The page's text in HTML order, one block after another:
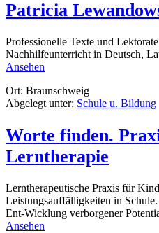
Patricia
Professionelle Texte und
Nachhilfeunterricht in Deutsch,
Ansehen
Lewandowski
Ort: Braunschweig
Abgelegt unter: Schule u. Bildung
Worte finden.
Lerntherapie
Lerntherapeutische Praxis für
Leistungsauffälligkeiten in
Ent-Wicklung verborgener
Ansehen